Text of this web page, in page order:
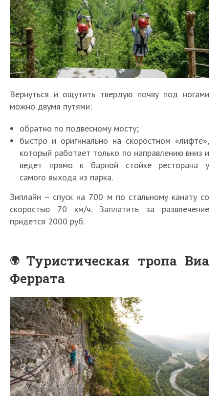
Вернуться и ощутить твердую почву под ногами
можно двумя путями:
обратно по подвесному мосту;
быстро и оригинально на скоростном «лифте»,
который работает только по направлению вниз и
ведет прямо к барной стойке ресторана у
самого выхода из парка.
Зиплайн – спуск на 700 м по стальному канату со
скоростью 70 км/ч. Заплатить за развлечение
придется 2000 руб.
Туристическая тропа Виа
Феррата